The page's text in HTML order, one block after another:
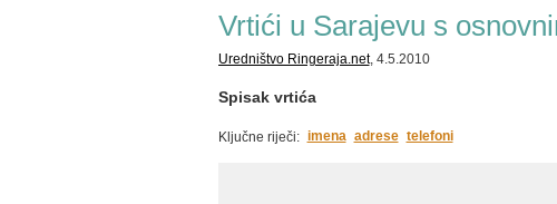
Vrtići u Sarajevu s
Uredništvo Ringeraja.net, 4.5.2010
Spisak vrtića
Ključne riječi: imena adrese telefoni